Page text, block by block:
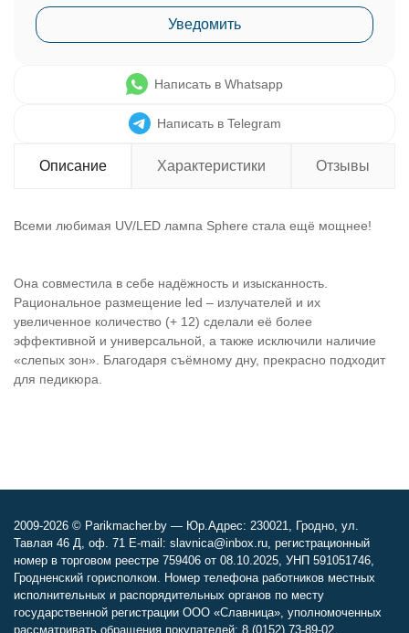
Уведомить
Написать в Whatsapp
Написать в Telegram
Описание Характеристики Отзывы
Всеми любимая UV/LED лампа Sphere стала ещё мощнее!
Она совместила в себе надёжность и изысканность.
Рациональное размещение led – излучателей и их
увеличенное количество (+ 12) сделали её более
эффективной и универсальной, а также исключили наличие
«слепых зон». Благодаря съёмному дну, прекрасно подходит
для педикюра.
2009-2026 © Parikmacher.by — Юр.Адрес: 230021, Гродно, ул.
Тавлая 46 Д, оф. 71 E-mail: slavnica@inbox.ru, регистрационный
номер в торговом реестре 759406 от 08.10.2025, УНП 591051746,
Гродненский горисполком. Номер телефона работников местных
исполнительных и распорядительных органов по месту
государственной регистрации ООО «Славница», уполномоченных
рассматривать обращения покупателей: 8 (0152) 73-89-02.